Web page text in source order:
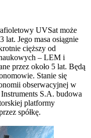
UVSat może
Jego masa osiągnie
cięższy od
– LEM i
przez około 5 lat. Będą
Stanie się
obserwacyjnej w
S.A. budowa
platformy
spółkę.